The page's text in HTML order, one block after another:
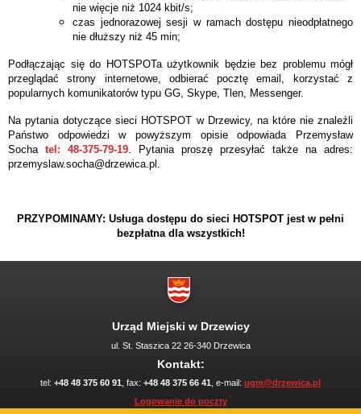
nie więcje niż 1024 kbit/s;
czas jednorazowej sesji w ramach dostępu nieodpłatnego
nie dłuższy niż 45 min;
Podłączając się do HOTSPOTa użytkownik będzie bez problemu mógł
przeglądać strony internetowe, odbierać pocztę email, korzystać z
popularnych komunikatorów typu GG, Skype, Tlen, Messenger.
Na pytania dotyczące sieci HOTSPOT w Drzewicy, na które nie znaleźli
Państwo odpowiedzi w powyższym opisie odpowiada Przemysław
Socha tel: 48-375-79-19 . Pytania proszę przesyłać także na adres:
przemyslaw.socha@drzewica.pl.
PRZYPOMINAMY: Usługa dostępu do sieci HOTSPOT jest w pełni
bezpłatna dla wszystkich!
Urząd Miejski w Drzewicy
ul. St. Staszica 22 26-340 Drzewica
Kontakt:
tel: +48 48 375 60 91 , fax: +48 48 375 66 41 , e-mail: ugm@drzewica.pl
Logowanie do poczty